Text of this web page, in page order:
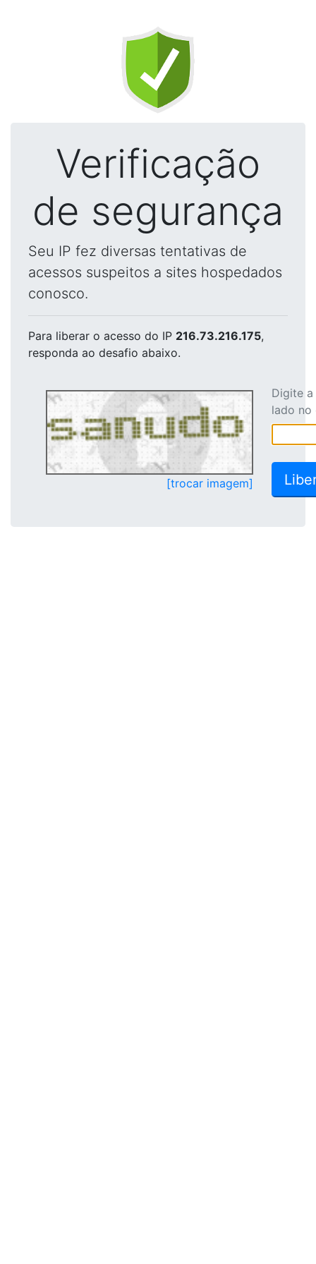
Verificação
de segurança
Seu IP fez diversas tentativas de
acessos suspeitos a sites hospedados
conosco.
Para liberar o acesso do IP 216.73.216.175,
responda ao desafio abaixo.
[trocar imagem]
Digite
lado no